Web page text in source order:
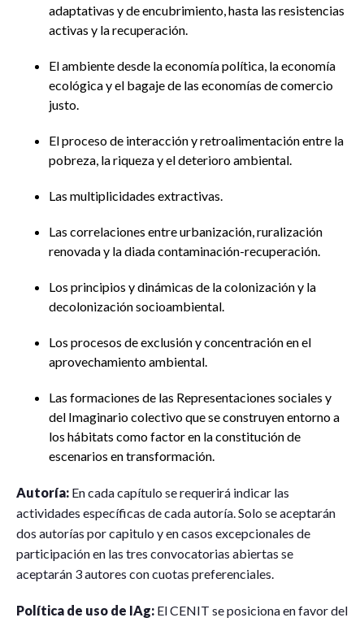
adaptativas y de encubrimiento, hasta las resistencias
activas y la recuperación.
El ambiente desde la economía política, la economía
ecológica y el bagaje de las economías de comercio
justo.
El proceso de interacción y retroalimentación entre la
pobreza, la riqueza y el deterioro ambiental.
Las multiplicidades extractivas.
Las correlaciones entre urbanización, ruralización
renovada y la diada contaminación-recuperación.
Los principios y dinámicas de la colonización y la
decolonización socioambiental.
Los procesos de exclusión y concentración en el
aprovechamiento ambiental.
Las formaciones de las Representaciones sociales y
del Imaginario colectivo que se construyen entorno a
los hábitats como factor en la constitución de
escenarios en transformación.
Autoría: En cada capítulo se requerirá indicar las
actividades específicas de cada autoría. Solo se aceptarán
dos autorías por capitulo y en casos excepcionales de
participación en las tres convocatorias abiertas se
aceptarán 3 autores con cuotas preferenciales.
Política de uso de IAg: El CENIT se posiciona en favor del